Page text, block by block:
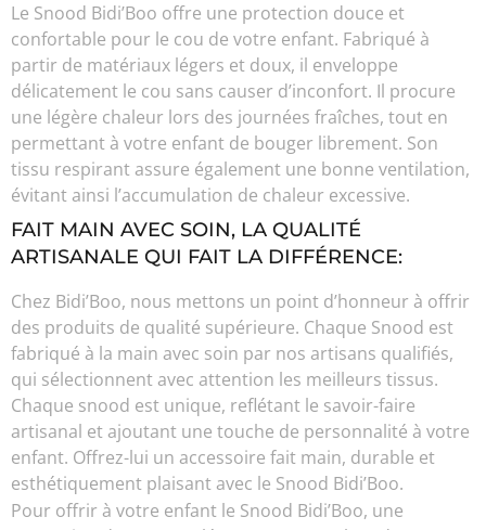
Le Snood Bidi’Boo offre une protection douce et
confortable pour le cou de votre enfant. Fabriqué à
partir de matériaux légers et doux, il enveloppe
délicatement le cou sans causer d’inconfort. Il procure
une légère chaleur lors des journées fraîches, tout en
permettant à votre enfant de bouger librement. Son
tissu respirant assure également une bonne ventilation,
évitant ainsi l’accumulation de chaleur excessive.
FAIT MAIN AVEC SOIN, LA QUALITÉ
ARTISANALE QUI FAIT LA DIFFÉRENCE:
Chez Bidi’Boo, nous mettons un point d’honneur à offrir
des produits de qualité supérieure. Chaque Snood est
fabriqué à la main avec soin par nos artisans qualifiés,
qui sélectionnent avec attention les meilleurs tissus.
Chaque snood est unique, reflétant le savoir-faire
artisanal et ajoutant une touche de personnalité à votre
enfant. Offrez-lui un accessoire fait main, durable et
esthétiquement plaisant avec le Snood Bidi’Boo.
Pour offrir à votre enfant le Snood Bidi’Boo, une